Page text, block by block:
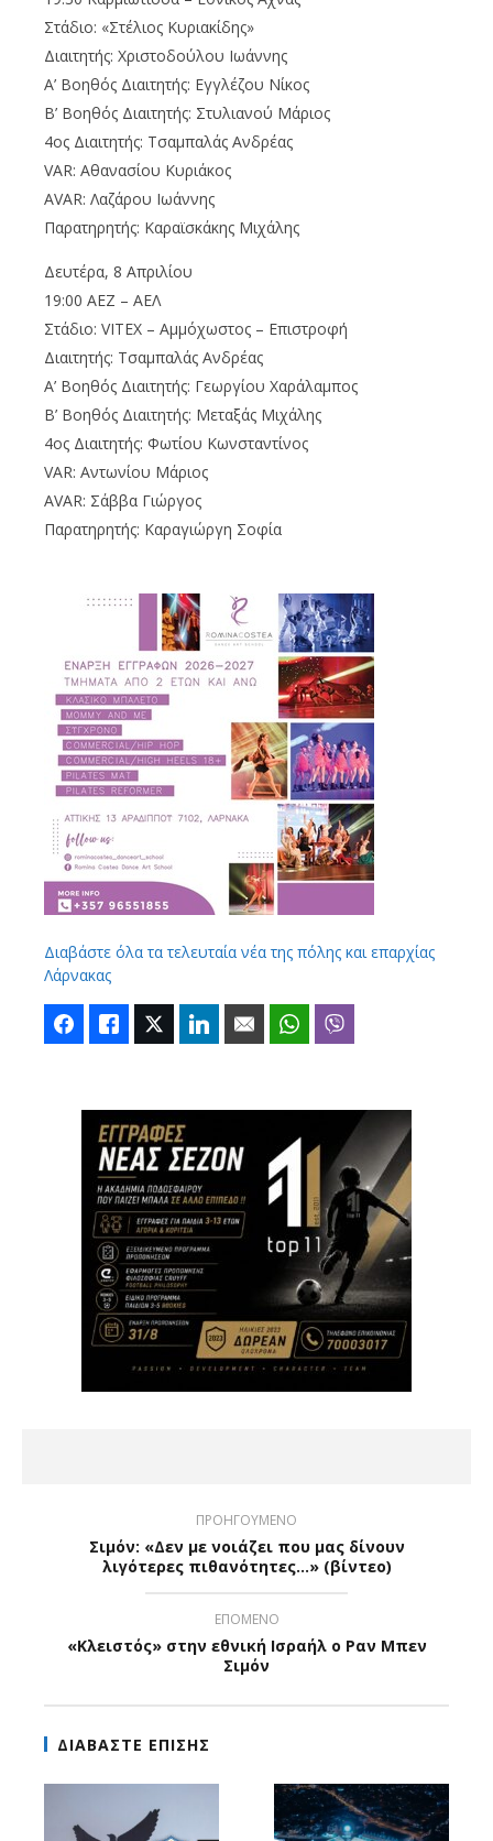
Στάδιο: «Στέλιος Κυριακίδης»
Διαιτητής: Χριστοδούλου Ιωάννης
Α’ Βοηθός Διαιτητής: Εγγλέζου Νίκος
Β’ Βοηθός Διαιτητής: Στυλιανού Μάριος
4ος Διαιτητής: Τσαμπαλάς Ανδρέας
VAR: Αθανασίου Κυριάκος
AVAR: Λαζάρου Ιωάννης
Παρατηρητής: Καραϊσκάκης Μιχάλης
Δευτέρα, 8 Απριλίου
19:00 ΑΕΖ – ΑΕΛ
Στάδιο: VITEX – Αμμόχωστος – Επιστροφή
Διαιτητής: Τσαμπαλάς Ανδρέας
Α’ Βοηθός Διαιτητής: Γεωργίου Χαράλαμπος
Β’ Βοηθός Διαιτητής: Μεταξάς Μιχάλης
4ος Διαιτητής: Φωτίου Κωνσταντίνος
VAR: Αντωνίου Μάριος
AVAR: Σάββα Γιώργος
Παρατηρητής: Καραγιώργη Σοφία
Διαβάστε όλα τα τελευταία νέα της πόλης και επαρχίας
Λάρνακας
FacebookLike Twitter LinkedIn Email WhatsApp
ΠΡΟΗΓΟΥΜΕΝΟ
Σιμόν: «Δεν με νοιάζει που μας δίνουν
λιγότερες πιθανότητες…» (βίντεο)
ΕΠΟΜΕΝΟ
«Κλειστός» στην εθνική Ισραήλ ο Ραν Μπεν
Σιμόν
ΔΙΑΒΑΣΤΕ ΕΠΙΣΗΣ